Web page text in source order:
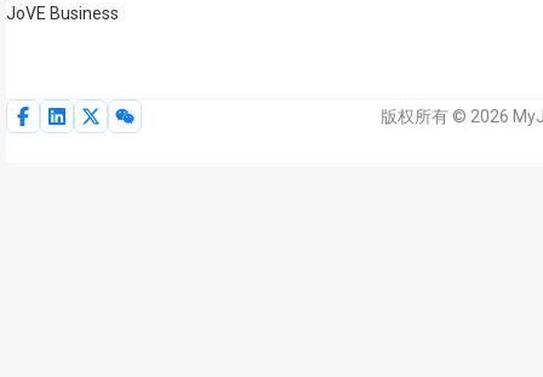
JoVE Business
版权所有 © 2026